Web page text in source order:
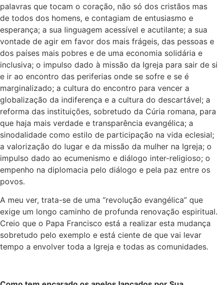
palavras que tocam o coração, não só dos cristãos mas
de todos dos homens, e contagiam de entusiasmo e
esperança; a sua linguagem acessível e acutilante; a sua
vontade de agir em favor dos mais frágeis, das pessoas e
dos países mais pobres e de uma economia solidária e
inclusiva; o impulso dado à missão da Igreja para sair de si
e ir ao encontro das periferias onde se sofre e se é
marginalizado; a cultura do encontro para vencer a
globalização da indiferença e a cultura do descartável; a
reforma das instituições, sobretudo da Cúria romana, para
que haja mais verdade e transparência evangélica; a
sinodalidade como estilo de participação na vida eclesial;
a valorização do lugar e da missão da mulher na Igreja; o
impulso dado ao ecumenismo e diálogo inter-religioso; o
empenho na diplomacia pelo diálogo e pela paz entre os
povos.
A meu ver, trata-se de uma “revolução evangélica” que
exige um longo caminho de profunda renovação espiritual.
Creio que o Papa Francisco está a realizar esta mudança
sobretudo pelo exemplo e está ciente de que vai levar
tempo a envolver toda a Igreja e todas as comunidades.